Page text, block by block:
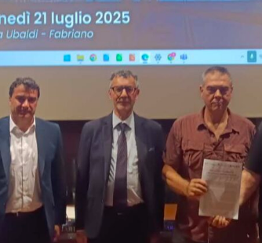
“PMI, Industria e
”
30 Luglio 2026